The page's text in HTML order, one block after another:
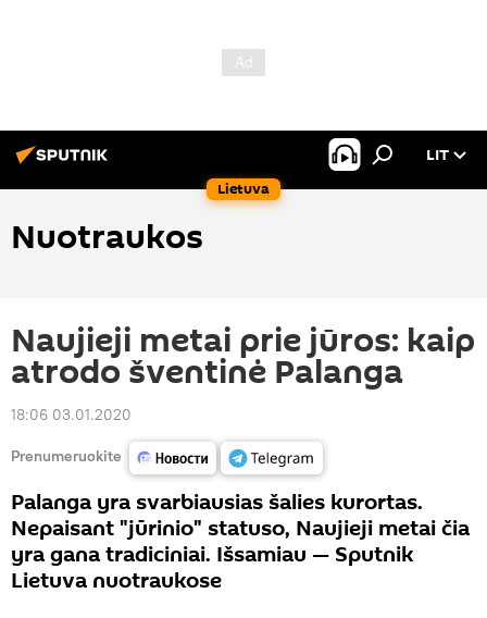
Lietuva
LIT
Nuotraukos
Naujieji metai prie jūros: kaip
atrodo šventinė Palanga
18:06 03.01.2020
Prenumeruokite
Palanga yra svarbiausias šalies kurortas.
Nepaisant "jūrinio" statuso, Naujieji metai čia
yra gana tradiciniai. Išsamiau — Sputnik
Lietuva nuotraukose